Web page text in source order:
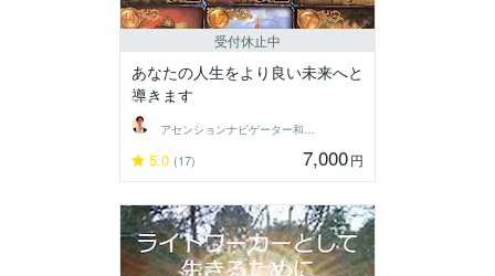
受付休止中
あなたの人生をより良い未来へと
導きます
5.0 (17) 7,000円